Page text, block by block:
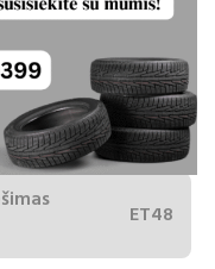
€
17
ET48